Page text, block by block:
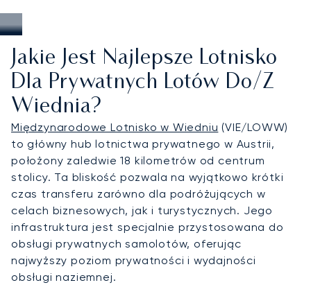
Jakie Jest Najlepsze Lotnisko
Dla Prywatnych Lotów Do/z
Wiednia?
Międzynarodowe Lotnisko w Wiedniu (VIE/LOWW)
to główny hub lotnictwa prywatnego w Austrii,
położony zaledwie 18 kilometrów od centrum
stolicy. Ta bliskość pozwala na wyjątkowo krótki
czas transferu zarówno dla podróżujących w
celach biznesowych, jak i turystycznych. Jego
infrastruktura jest specjalnie przystosowana do
obsługi prywatnych samolotów, oferując
najwyższy poziom prywatności i wydajności
obsługi naziemnej.